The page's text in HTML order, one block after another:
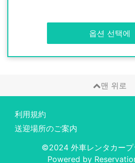
옵션 선택에
맨 위로
利用規約
送迎場所のご案内
©2024 外車レンタカープ
Powered by